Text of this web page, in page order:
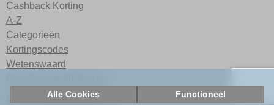
Alle Cookies Functioneel
Cashback Korting
A-Z
Categorieën
Kortingscodes
Wetenswaard
© 2026 Spaarwinkelen.nl